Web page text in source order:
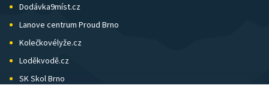
Dodávka9míst.cz
Lanove centrum Proud Brno
Kolečkovélyže.cz
Loděkvodě.cz
SK Skol Brno